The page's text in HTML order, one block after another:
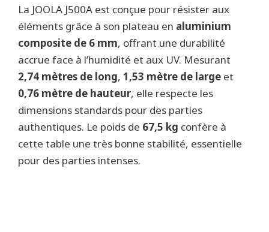
La JOOLA J500A est conçue pour résister aux
éléments grâce à son plateau en aluminium
composite de 6 mm, offrant une durabilité
accrue face à l’humidité et aux UV. Mesurant
2,74 mètres de long, 1,53 mètre de large et
0,76 mètre de hauteur, elle respecte les
dimensions standards pour des parties
authentiques. Le poids de 67,5 kg confère à
cette table une très bonne stabilité, essentielle
pour des parties intenses.